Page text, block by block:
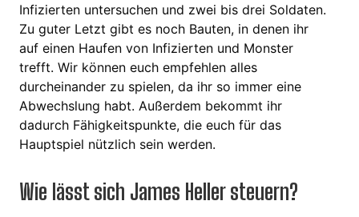
Infizierten untersuchen und zwei bis drei Soldaten.
Zu guter Letzt gibt es noch Bauten, in denen ihr
auf einen Haufen von Infizierten und Monster
trefft. Wir können euch empfehlen alles
durcheinander zu spielen, da ihr so immer eine
Abwechslung habt. Außerdem bekommt ihr
dadurch Fähigkeitspunkte, die euch für das
Hauptspiel nützlich sein werden.
Wie lässt sich James Heller steuern?